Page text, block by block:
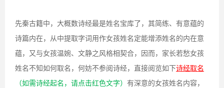
先秦古籍中，大概数诗经最是姓名宝库了，其简练、有意蕴的
诗篇内在，从中提取字词用作女孩姓名定能增添姓名的内在意
蕴，又与女孩温婉、文静之风格相契合，因而，家长若愁女孩
姓名不知如何取名，何妨不参阅诗经，直接阅览如下诗经取名
（如需诗经起名，请点击红色文字） 有深意的女孩姓名内容，